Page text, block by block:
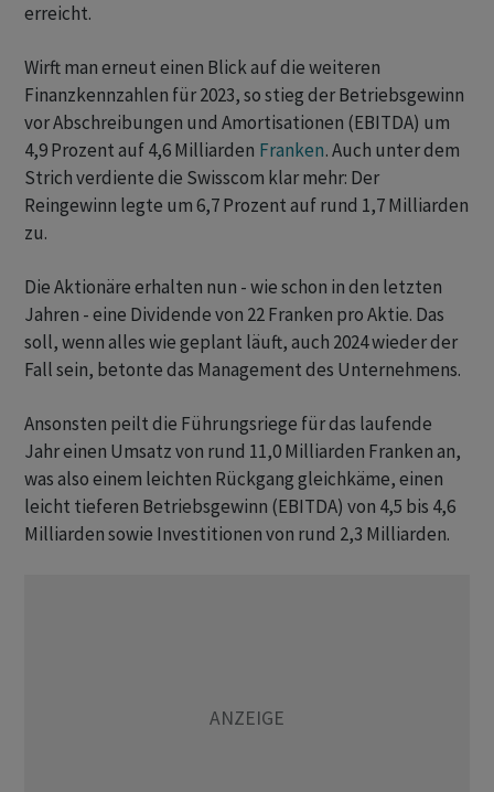
erreicht.
Wirft man erneut einen Blick auf die weiteren
Finanzkennzahlen für 2023, so stieg der Betriebsgewinn
vor Abschreibungen und Amortisationen (EBITDA) um
4,9 Prozent auf 4,6 Milliarden Franken. Auch unter dem
Strich verdiente die Swisscom klar mehr: Der
Reingewinn legte um 6,7 Prozent auf rund 1,7 Milliarden
zu.
Die Aktionäre erhalten nun - wie schon in den letzten
Jahren - eine Dividende von 22 Franken pro Aktie. Das
soll, wenn alles wie geplant läuft, auch 2024 wieder der
Fall sein, betonte das Management des Unternehmens.
Ansonsten peilt die Führungsriege für das laufende
Jahr einen Umsatz von rund 11,0 Milliarden Franken an,
was also einem leichten Rückgang gleichkäme, einen
leicht tieferen Betriebsgewinn (EBITDA) von 4,5 bis 4,6
Milliarden sowie Investitionen von rund 2,3 Milliarden.